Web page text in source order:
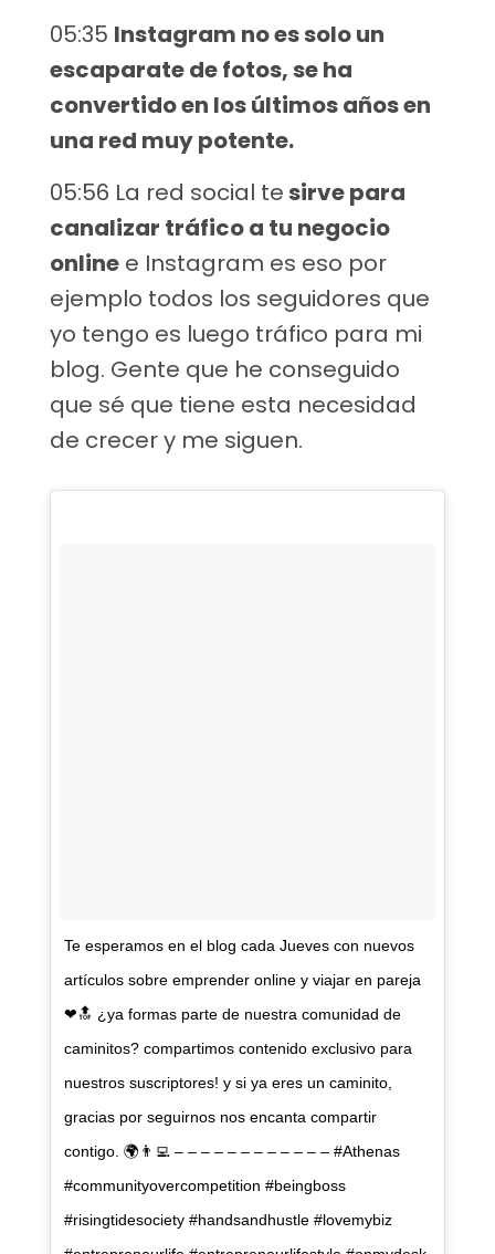
05:35 Instagram no es solo un
escaparate de fotos, se ha
convertido en los últimos años en
una red muy potente.
05:56 La red social tesirve para
canalizar tráfico a tu negocio
online e Instagram es eso por
ejemplo todos los seguidores que
yo tengo es luego tráfico para mi
blog. Gente que he conseguido
que sé que tiene esta necesidad
de crecer y me siguen.
Te esperamos en el blog cada Jueves con nuevos
artículos sobre emprender online y viajar en pareja
❤🔝 ¿ya formas parte de nuestra comunidad de
caminitos? compartimos contenido exclusivo para
nuestros suscriptores! y si ya eres un caminito,
gracias por seguirnos nos encanta compartir
contigo. 🌍👨‍💻 – – – – – – – – – – – – #Athenas
#communityovercompetition #beingboss
#risingtidesociety #handsandhustle #lovemybiz